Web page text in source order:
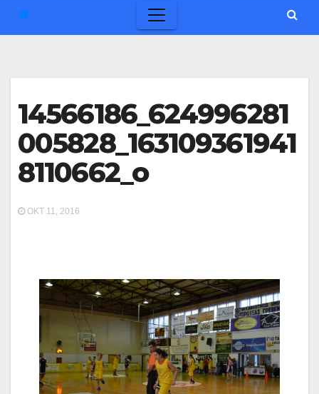
14566186_624996281
005828_163109361941
8110662_o
ΟΚΤ 11, 2016